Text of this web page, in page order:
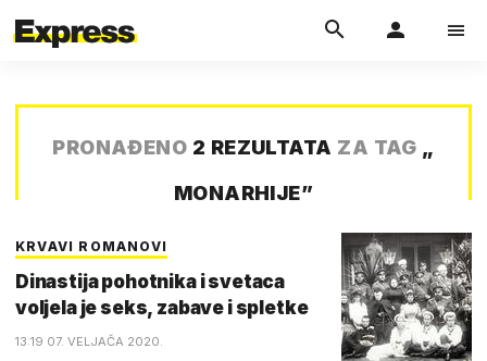
PRONAĐENO 2 REZULTATA ZA TAG „
MONARHIJE”
KRVAVI ROMANOVI
Dinastija pohotnika i svetaca
voljela je seks, zabave i spletke
13:19 07. VELJAČA 2020.